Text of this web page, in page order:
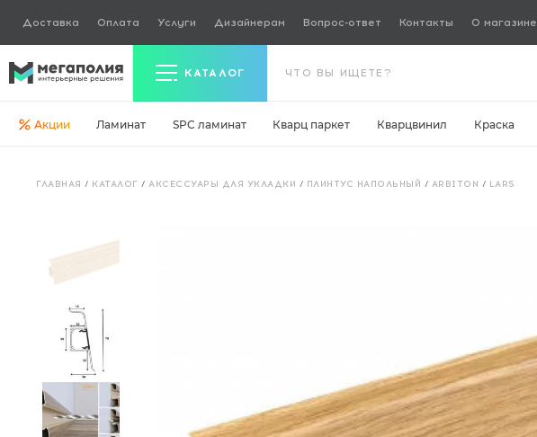
Доставка Оплата Услуги Дизайнерам Вопрос-ответ Контакты О магазине
КАТАЛОГ
Кварцвинил
Ковровая плитка
Паркетная доска
Инженерная доска
Массивная доска
Акции Ламинат SPC ламинат Кварц паркет Кварцвинил Краска
ГЛАВНАЯ / КАТАЛОГ /АКСЕССУАРЫ ДЛЯ УКЛАДКИ / ПЛИНТУС НАПОЛЬНЫЙ / ARBITON / LARS